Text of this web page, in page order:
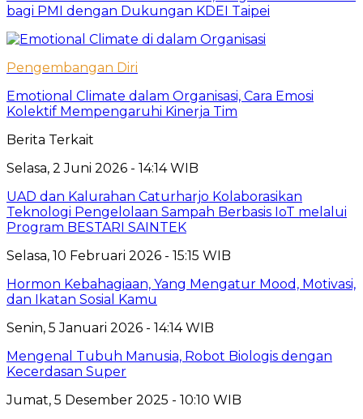
bagi PMI dengan Dukungan KDEI Taipei
Pengembangan Diri
Emotional Climate dalam Organisasi, Cara Emosi
Kolektif Mempengaruhi Kinerja Tim
Berita Terkait
Selasa, 2 Juni 2026 - 14:14 WIB
UAD dan Kalurahan Caturharjo Kolaborasikan
Teknologi Pengelolaan Sampah Berbasis IoT melalui
Program BESTARI SAINTEK
Selasa, 10 Februari 2026 - 15:15 WIB
Hormon Kebahagiaan, Yang Mengatur Mood, Motivasi,
dan Ikatan Sosial Kamu
Senin, 5 Januari 2026 - 14:14 WIB
Mengenal Tubuh Manusia, Robot Biologis dengan
Kecerdasan Super
Jumat, 5 Desember 2025 - 10:10 WIB